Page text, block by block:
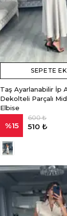
SEPETE
Taş Ayarlanabilir İp
Dekolteli Parçalı
Elbise
%15
600 ₺
510 ₺